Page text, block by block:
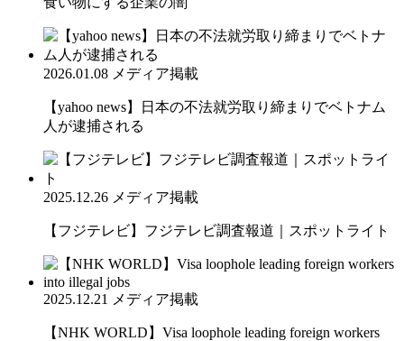
2026.01.08 メディア掲載
【yahoo news】日本の不法就労取り締まりでベトナム
人が逮捕される
2025.12.26 メディア掲載
【フジテレビ】フジテレビ調査報道｜スポットライト
2025.12.21 メディア掲載
【NHK WORLD】Visa loophole leading foreign workers